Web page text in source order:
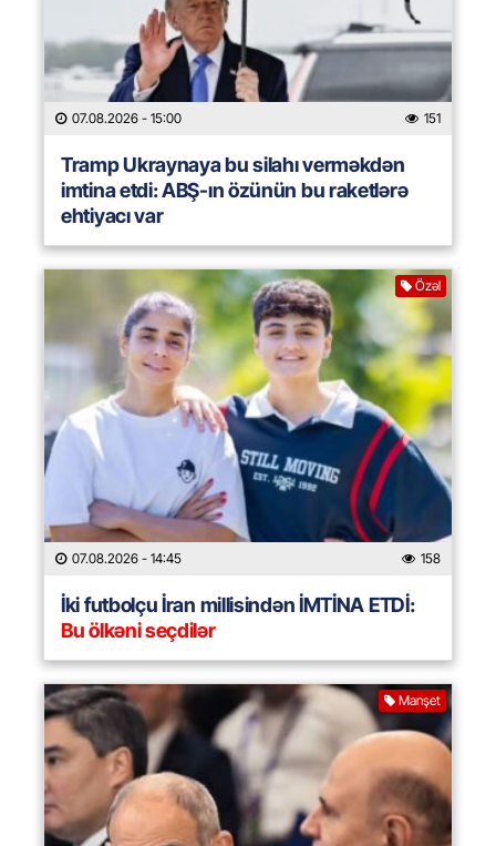
07.08.2026 - 15:00 151
Tramp Ukraynaya bu silahı verməkdən
imtina etdi: ABŞ-ın özünün bu raketlərə
ehtiyacı var
Özəl
07.08.2026 - 14:45 158
İki futbolçu İran millisindən İMTİNA ETDİ:
Bu ölkəni seçdilər
Manşet